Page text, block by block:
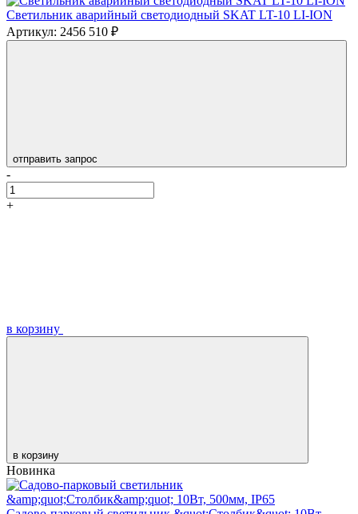
Светильник аварийный светодиодный SKAT LT-10 LI-ION
Артикул: 2456 510 ₽
отправить запрос
-
+
в корзину
в корзину
Новинка